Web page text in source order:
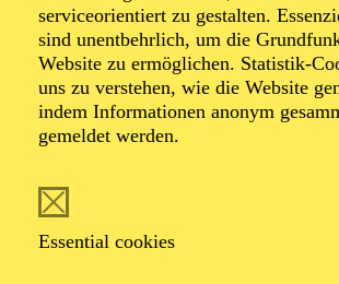
serviceorientiert zu gestalten.
sind unentbehrlich, um die
Website zu ermöglichen. Statistik-
uns zu verstehen, wie die Website
indem Informationen anonym
gemeldet werden.
Essential cookies
TICKETS
55,20 52,70€
EN: SCHAUSPIEL ESSEN
05.09.2026
19:30 - 21:30